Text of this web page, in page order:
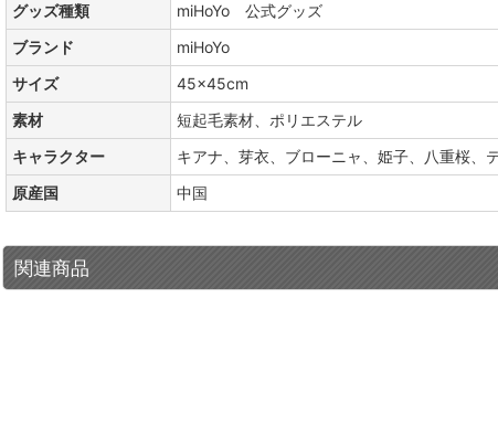
グッズ種類
miHoYo 公式グッズ
ブランド
miHoYo
サイズ
45×45cm
素材
短起毛素材、ポリエステル
キャラクター
キアナ、芽衣、ブローニャ、姫子、八重桜、
原産国
中国
関連商品